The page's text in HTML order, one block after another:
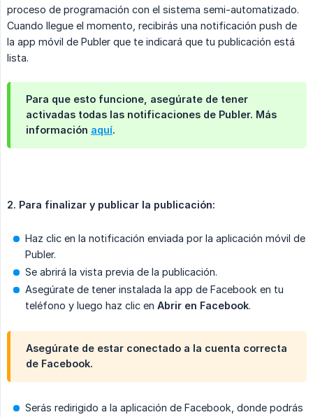
proceso de programación con el sistema semi-automatizado.
Cuando llegue el momento, recibirás una notificación push de
la app móvil de Publer que te indicará que tu publicación está
lista.
Para que esto funcione, asegúrate de tener
activadas todas las notificaciones de Publer. Más
información aquí.
2. Para finalizar y publicar la publicación:
Haz clic en la notificación enviada por la aplicación móvil de
Publer.
Se abrirá la vista previa de la publicación.
Asegúrate de tener instalada la app de Facebook en tu
teléfono y luego haz clic en Abrir en Facebook.
Asegúrate de estar conectado a la cuenta correcta
de Facebook.
Serás redirigido a la aplicación de Facebook, donde podrás